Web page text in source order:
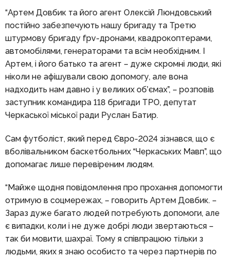
“Артем Довбик та його агент Олексій Люндовський
постійно забезпечують нашу бригаду та Третю
штурмову бригаду fpv-дронами, квадрокоптерами,
автомобілями, генераторами та всім необхідним. І
Артем, і його батько та агент – дуже скромні люди, які
ніколи не афішували свою допомогу, але вона
надходить нам давно і у великих об’ємах”, – розповів
заступник командира 118 бригади ТРО, депутат
Черкаської міської ради Руслан Батир.
Сам футболіст, який перед Євро-2024 зізнався, що є
вболівальником баскетбольних “Черкаських Мавп”, що
допомагає лише перевіреним людям.
“Майже щодня повідомлення про прохання допомогти
отримую в соцмережах, – говорить Артем Довбик. –
Зараз дуже багато людей потребують допомоги, але
є випадки, коли і не дуже добрі люди звертаються –
так би мовити, шахраї. Тому я співпрацюю тільки з
людьми, яких я знаю особисто та через партнерів по